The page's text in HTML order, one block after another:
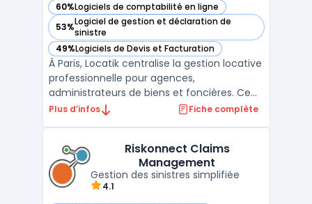
60%Logiciels de comptabilité en ligne
— voir Locatik dans cette catégorie
53%Logiciel de gestion et déclaration de
sinistre
— voir Locatik dans cette catégorie
49%Logiciels de Devis et Facturation
— voir Locatik dans cette catégorie
À Paris, Locatik centralise la gestion locative
professionnelle pour agences,
administrateurs de biens et foncières. Ce
logiciel connecte chaque acteur du
conformité réglementaire. L’interface
propose une prise en main ...
Plus d’infos Fiche complète
Riskonnect Claims
Management
Gestion des sinistres simplifiée
4.1